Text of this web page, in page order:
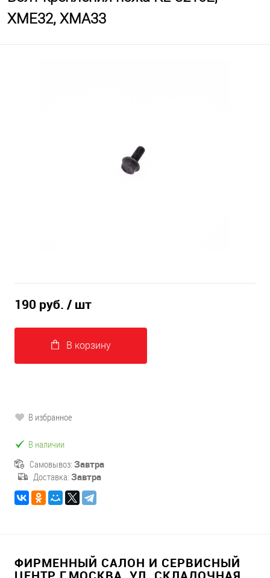
XME32, XMA33
190 руб. / шт
В корзину
В избранное
В наличии
Самовывоз: Завтра
Доставка: Завтра
ФИРМЕННЫЙ САЛОН И СЕРВИСНЫЙ